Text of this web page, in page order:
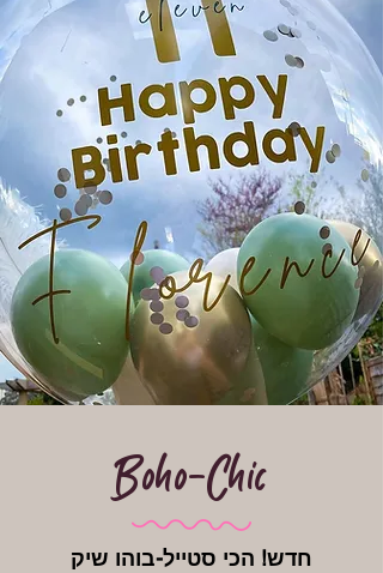
Boho-Chic
חדש! הכי סטייל-בוהו שיק